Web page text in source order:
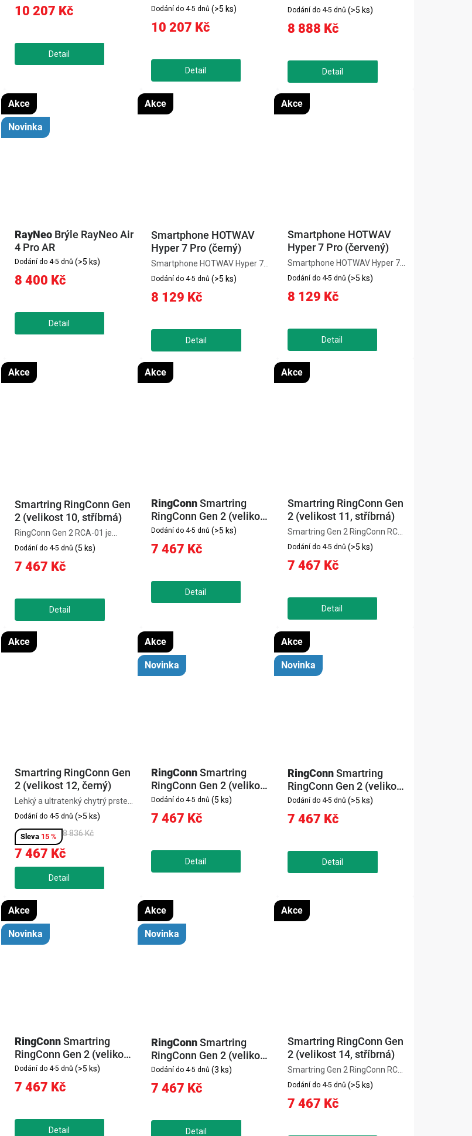
10 207 Kč Dodání do 4-5 dnů (>5 ks)
10 207 Kč
prémiové XR brýle s 1200p
displejem blízkým kvalitě 4K,
jasem až 1 000 nitů a širokým
Dodání do 4-5 dnů (>5 ks)
8 888 Kč
Pro nabízí extrémní výkon díky
procesoru Dimensity 7050, až 32
GB RAM a 512GB úložišti spolu s
RayNeo Brýle RayNeo Air
4 Pro AR
Akce
Novinka
Dodání do 4-5 dnů (>5 ks)
8 400 Kč
Smartphone HOTWAV
Hyper 7 Pro (černý)
Akce
Dodání do 4-5 dnů (>5 ks)
8 129 Kč
Smartphone HOTWAV Hyper 7
Pro je extrémně odolný 5G
telefon s certifikací IP68, IP69K a
MIL-STD-810H, vhodný do
MediaTek...
Smartphone HOTWAV
Hyper 7 Pro (červený)
Akce
Dodání do 4-5 dnů (>5 ks)
8 129 Kč
Smartphone HOTWAV Hyper 7
Pro v červeném provedení je
extrémně odolný 5G telefon s
certifikací IP68, IP69K a MIL-
Dimensity...
Smartring RingConn Gen
2 (velikost 10, stříbrná)
Akce
Dodání do 4-5 dnů (5 ks)
7 467 Kč
RingConn Gen 2 RCA-01 je
ultratenký chytrý prsten (2 mm,
2 g), který nabízí pokročilé
sledování zdraví včetně spánku,
RingConn Smartring
RingConn Gen 2 (velikost
10, zlatá)
Akce
Dodání do 4-5 dnů (>5 ks)
7 467 Kč
Smartring RingConn Gen
2 (velikost 11, stříbrná)
Akce
Dodání do 4-5 dnů (>5 ks)
7 467 Kč
Smartring Gen 2 RingConn RCA-
01 (velikost 11, stříbrná) je
ultratenký chytrý prsten s
pokročilým sledováním spánku
Smartring RingConn Gen
2 (velikost 12, černý)
Akce
Dodání do 4-5 dnů (>5 ks)
15 %
7 467 Kč
8 836 Kč
Lehký a ultratenký chytrý prsten
pro nepřetržité sledování zdraví
a spánku včetně detekce
spánkové apnoe. Měří tep, SpO₂,
stres i HRV bez nutnosti
předplatného a nabízí detailní...
RingConn Smartring
RingConn Gen 2 (velikost
12, stříbrná)
Akce
Novinka
Dodání do 4-5 dnů (5 ks)
7 467 Kč
RingConn Smartring
RingConn Gen 2 (velikost
12, zlatá)
Akce
Novinka
Dodání do 4-5 dnů (>5 ks)
7 467 Kč
RingConn Smartring
RingConn Gen 2 (velikost
13, stříbrná)
Akce
Novinka
Dodání do 4-5 dnů (>5 ks)
7 467 Kč
RingConn Smartring
RingConn Gen 2 (velikost
13, zlatá)
Akce
Novinka
Dodání do 4-5 dnů (3 ks)
7 467 Kč
Smartring RingConn Gen
2 (velikost 14, stříbrná)
Akce
Dodání do 4-5 dnů (>5 ks)
7 467 Kč
Smartring Gen 2 RingConn RCA-
01 (velikost 14, stříbrná) je
ultratenký chytrý prsten s
pokročilým sledováním spánku